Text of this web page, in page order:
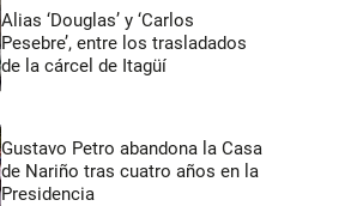
Alias ‘Douglas’ y ‘Carlos
Pesebre’, entre los trasladados
de la cárcel de Itagüí
Gustavo Petro abandona la Casa
de Nariño tras cuatro años en la
Presidencia